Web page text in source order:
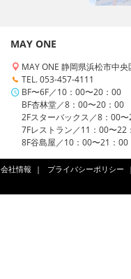
MAY ONE
MAY ONE 静岡県浜松市中央
TEL. 053-457-4111
BF〜6F／10：00〜20：00
BF杏林堂／8：00〜20：00
2Fスターバックス／8：00
7Fレストラン／11：00〜22
8F谷島屋／10：00〜21：00
会社情報 プライバシーポリシー